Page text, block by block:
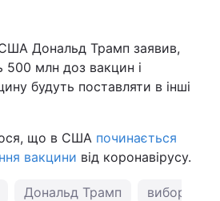
Дональд Трамп заявив,
млн доз вакцин і
будуть поставляти в інші
що в США починається
вакцини від коронавірусу.
Дональд Трамп вибори